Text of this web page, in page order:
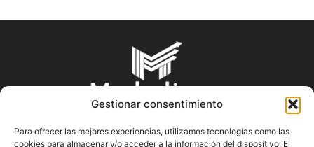
Gestionar consentimiento
Para ofrecer las mejores experiencias, utilizamos tecnologías como las
cookies para almacenar y/o acceder a la información del dispositivo. El